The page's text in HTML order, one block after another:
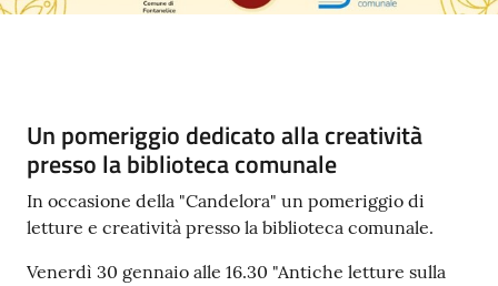
Contenuto
Un pomeriggio dedicato alla creatività
presso la biblioteca comunale
In occasione della "Candelora" un pomeriggio di
letture e creatività presso la biblioteca comunale.
Venerdì 30 gennaio alle 16.30 "Antiche letture sulla